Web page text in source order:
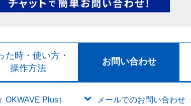
た時・使い方・
操作方法
お問い合わせ
Plus） メールでのお問い合わせ